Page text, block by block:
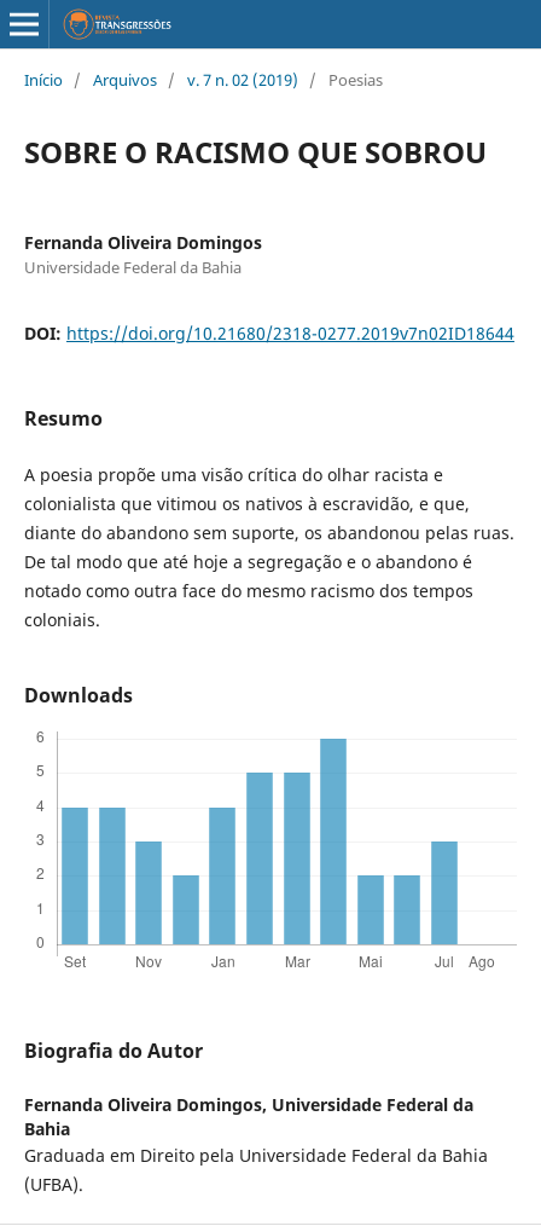
Início / Arquivos / v. 7 n. 02 (2019) / Poesias
SOBRE O RACISMO QUE SOBROU
Fernanda Oliveira Domingos
Universidade Federal da Bahia
DOI: https://doi.org/10.21680/2318-0277.2019v7n02ID18644
Resumo
A poesia propõe uma visão crítica do olhar racista e
colonialista que vitimou os nativos à escravidão, e que,
diante do abandono sem suporte, os abandonou pelas ruas.
De tal modo que até hoje a segregação e o abandono é
notado como outra face do mesmo racismo dos tempos
coloniais.
Downloads
Biografia do Autor
Fernanda Oliveira Domingos, Universidade Federal da
Bahia
Graduada em Direito pela Universidade Federal da Bahia
(UFBA).